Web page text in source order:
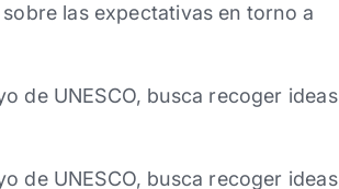
las expectativas en torno a
de UNESCO, busca recoger ideas
de UNESCO, busca recoger ideas